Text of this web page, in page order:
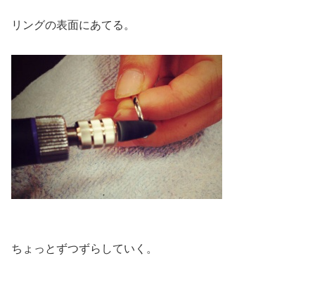
リングの表面にあてる。
ちょっとずつずらしていく。